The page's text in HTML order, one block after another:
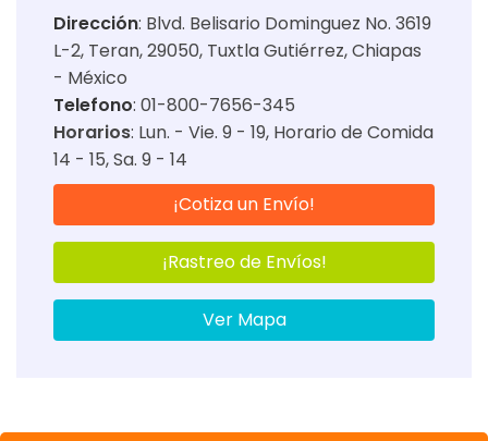
Dirección: Blvd. Belisario Dominguez No. 3619
L-2, Teran, 29050, Tuxtla Gutiérrez, Chiapas
- México
Telefono: 01-800-7656-345
Horarios: Lun. - Vie. 9 - 19 Horario de Comida
14 - 15 Sa. 9 - 14
¡Cotiza un Envío!
¡Rastreo de Envíos!
Ver Mapa